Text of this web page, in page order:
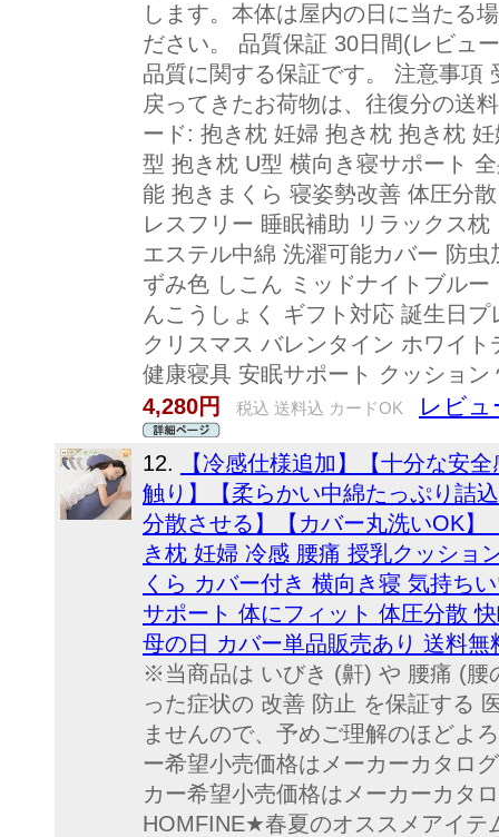
します。本体は屋内の日に当たる
ださい。 品質保証 30日間(レビュ
品質に関する保証です。 注意事項
戻ってきたお荷物は、往復分の送
ード: 抱き枕 妊婦 抱き枕 抱き枕
型 抱き枕 U型 横向き寝サポート
能 抱きまくら 寝姿勢改善 体圧分
レスフリー 睡眠補助 リラックス
エステル中綿 洗濯可能カバー 防
ずみ色 しこん ミッドナイトブル
んこうしょく ギフト対応 誕生日
クリスマス バレンタイン ホワイ
健康寝具 安眠サポート クッショ
4,280円
税込 送料込 カードOK レビュ
12.
【冷感仕様追加】【十分な安
触り】【柔らかい中綿たっぷり詰
分散させる】【カバー丸洗いOK
き枕 妊婦 冷感 腰痛 授乳クッショ
くら カバー付き 横向き寝 気持ち
サポート 体にフィット 体圧分散
母の日 カバー単品販売あり 送料無
※当商品は いびき (鼾) や 腰痛 (腰
った症状の 改善 防止 を保証する
ませんので、予めご理解のほどよ
ー希望小売価格はメーカーカタロ
カー希望小売価格はメーカーカタ
HOMFINE★春夏のオススメアイ